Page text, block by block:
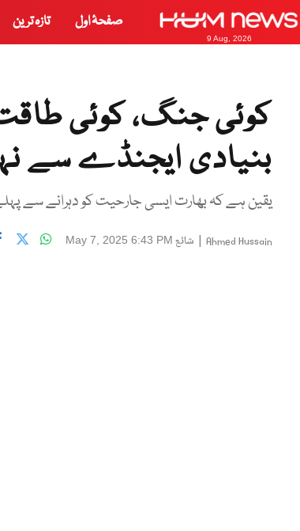
9 Aug, 2026
صفحۂ اول تازہ ترین
کوئی جنگ، کوئی
بنیادی ایجنڈے سے
یقین ہے کہ بھارت ایسی جارحیت کو دہرانے سے
Ahmed Hussain
| شائع May 7, 2025 6:43 PM